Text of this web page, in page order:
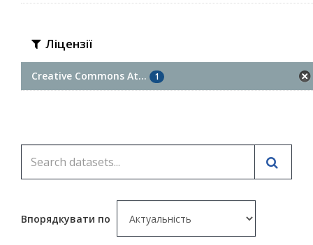
Ліцензії
Creative Commons At... 1
Впорядкувати по